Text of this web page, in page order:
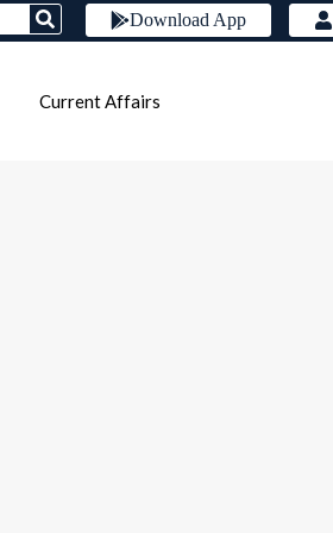
Download App
Current Affairs